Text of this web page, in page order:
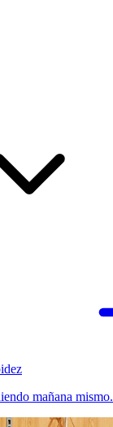
mañana mismo.